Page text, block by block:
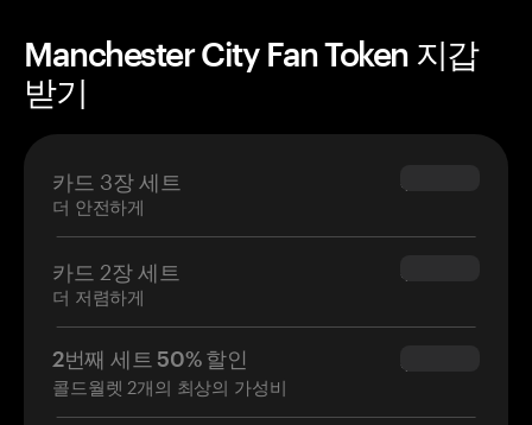
Manchester City Fan Token 지갑
받기
카드 3장 세트
더 안전하게
$69.90
카드 2장 세트
더 저렴하게
$54.90
2번째 세트 50% 할인
콜드월렛 2개의 최상의 가성비
$34.95